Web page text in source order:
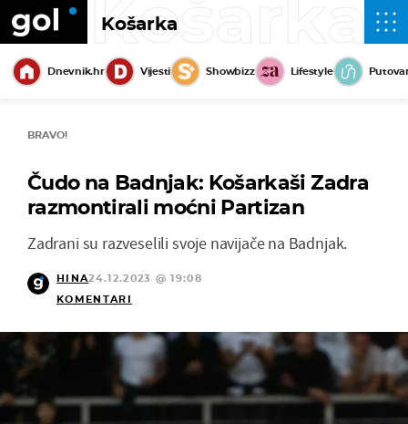
Košarka
Košarka
Dnevnik.hr Vijesti Showbizz Lifestyle
BRAVO!
Čudo na Badnjak: Košarkaši Zadra
razmontirali moćni Partizan
Zadrani su razveselili svoje navijače na Badnjak.
HINA24.12.2023 @ 19:08
KOMENTARI